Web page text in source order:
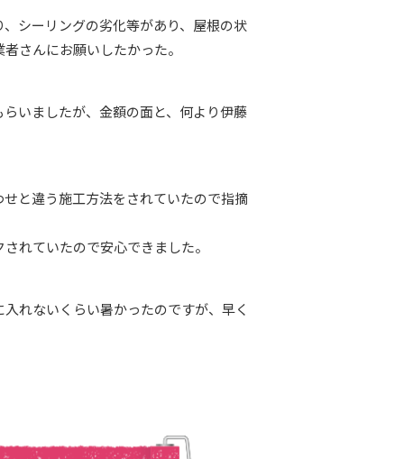
シーリングの劣化等があり、屋根の状
さんにお願いしたかった。
いましたが、金額の面と、何より伊藤
と違う施工方法をされていたので指摘
れていたので安心できました。
れないくらい暑かったのですが、早く